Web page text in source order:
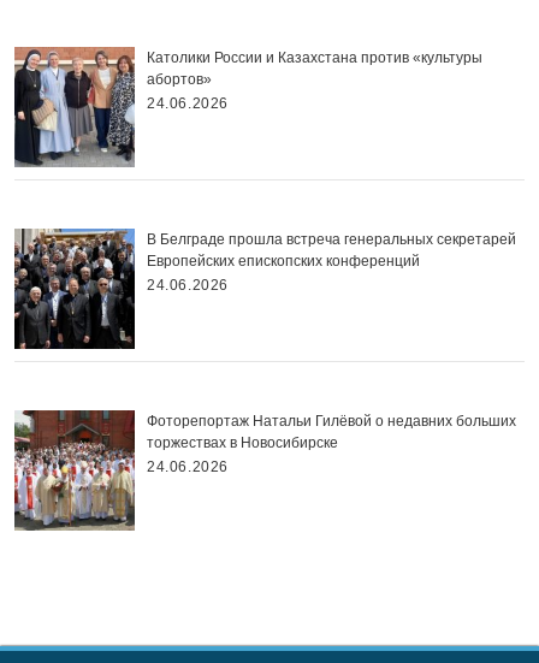
Католики России и Казахстана против «культуры
абортов»
24.06.2026
В Белграде прошла встреча генеральных секретарей
Европейских епископских конференций
24.06.2026
Фоторепортаж Натальи Гилёвой о недавних больших
торжествах в Новосибирске
24.06.2026